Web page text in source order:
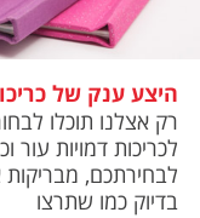
היצע ענק של
רק אצלנו תוכלו
לכריכות דמויות עור
לבחירתכם,
בדיוק כמו שתרצו